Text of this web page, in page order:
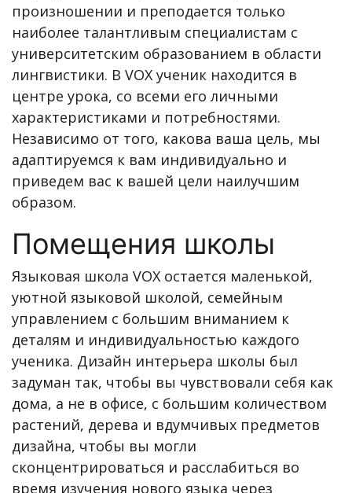
произношении и преподается только
наиболее талантливым специалистам с
университетским образованием в области
лингвистики. В VOX ученик находится в
центре урока, со всеми его личными
характеристиками и потребностями.
Независимо от того, какова ваша цель, мы
адаптируемся к вам индивидуально и
приведем вас к вашей цели наилучшим
образом.
Помещения школы
Языковая школа VOX остается маленькой,
уютной языковой школой, семейным
управлением с большим вниманием к
деталям и индивидуальностью каждого
ученика. Дизайн интерьера школы был
задуман так, чтобы вы чувствовали себя как
дома, а не в офисе, с большим количеством
растений, дерева и вдумчивых предметов
дизайна, чтобы вы могли
сконцентрироваться и расслабиться во
время изучения нового языка через